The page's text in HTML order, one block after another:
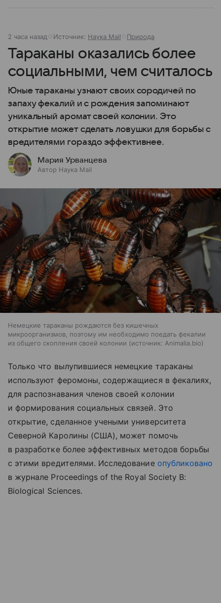
2 часа назад Источник: Наука Mail Природа
Тараканы оказались более
социальными, чем считалось
Юные тараканы узнают своих сородичей по
запаху фекалий и с рождения запоминают
уникальный аромат своей колонии. Это
открытие может сделать ловушки для борьбы с
вредителями гораздо эффективнее.
Мария Урванцева
Автор Наука Mail
Немецкие тараканы рождаются без кишечных
микроорганизмов, поэтому им необходимо поедать фекалии
из общего скопления своей колонии
источник: Animalia.bio
Только что вылупившиеся немецкие тараканы
используют феромоны, содержащиеся в фекалиях,
для распознавания членов своей колонии
и формирования социальных связей. Это
открытие, сделанное учеными университета
Северной Каролины (США), может помочь
в разработке более эффективных методов борьбы
с этими вредителями. Исследование опубликовано
в журнале Proceedings of the Royal Society B:
Biological Sciences.